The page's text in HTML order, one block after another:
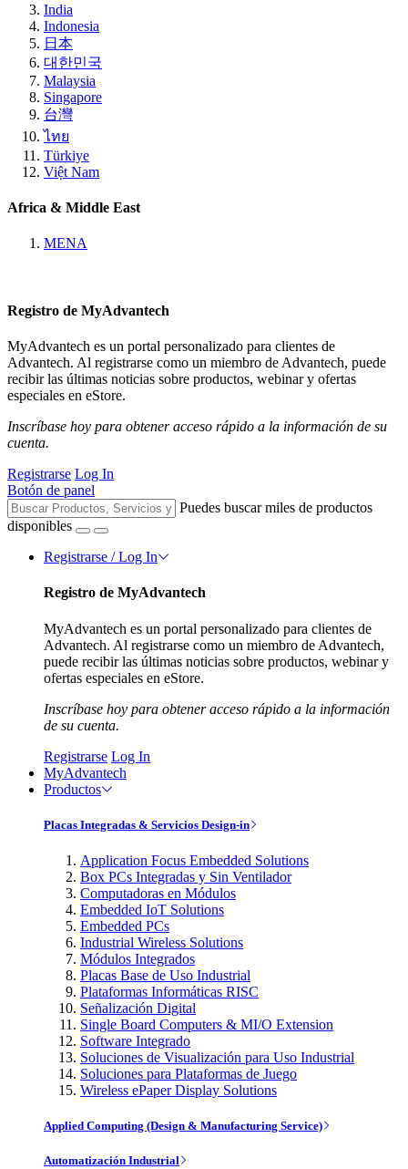
India
Indonesia
日本
대한민국
Malaysia
Singapore
台灣
ไทย
Türkiye
Việt Nam
Africa & Middle East
MENA
Registro de MyAdvantech
MyAdvantech es un portal personalizado para clientes de
Advantech. Al registrarse como un miembro de Advantech, puede
recibir las últimas noticias sobre productos, webinar y ofertas
especiales en eStore.
Inscríbase hoy para obtener acceso rápido a la información de su
cuenta.
Registrarse Log In
Botón de panel
Puedes buscar miles de productos
disponibles
Registrarse / Log In
Registro de MyAdvantech
MyAdvantech es un portal personalizado para clientes de
Advantech. Al registrarse como un miembro de Advantech,
puede recibir las últimas noticias sobre productos, webinar y
ofertas especiales en eStore.
Inscríbase hoy para obtener acceso rápido a la información
de su cuenta.
Registrarse Log In
MyAdvantech
Productos
Placas Integradas & Servicios Design-in
Application Focus Embedded Solutions
Box PCs Integradas y Sin Ventilador
Computadoras en Módulos
Embedded IoT Solutions
Embedded PCs
Industrial Wireless Solutions
Módulos Integrados
Placas Base de Uso Industrial
Plataformas Informáticas RISC
Señalización Digital
Single Board Computers & MI/O Extension
Software Integrado
Soluciones de Visualización para Uso Industrial
Soluciones para Plataformas de Juego
Wireless ePaper Display Solutions
Applied Computing (Design & Manufacturing Service)
Automatización Industrial